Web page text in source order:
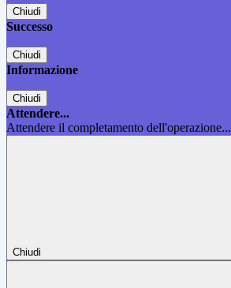
Chiudi
Successo
Chiudi
Informazione
Chiudi
Attendere...
Attendere il completamento dell'operazione...
Chiudi